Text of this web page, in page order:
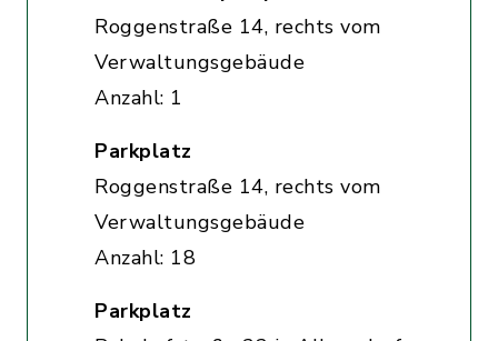
Roggenstraße 14, rechts vom
Verwaltungsgebäude
Anzahl: 1
Parkplatz
Roggenstraße 14, rechts vom
Verwaltungsgebäude
Anzahl: 18
Parkplatz